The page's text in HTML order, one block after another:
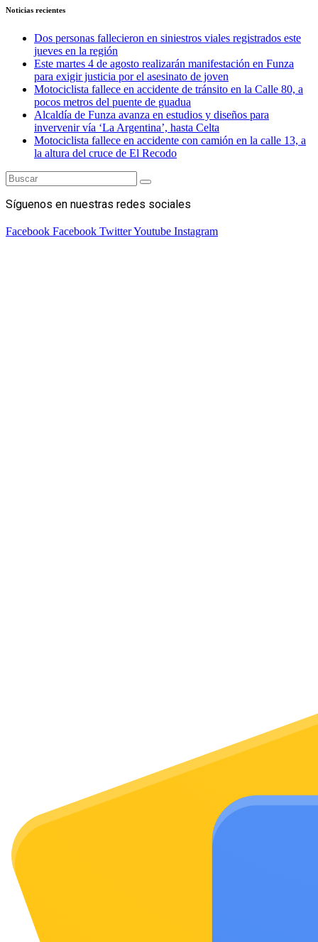
Noticias recientes
Dos personas fallecieron en siniestros viales registrados este
jueves en la región
Este martes 4 de agosto realizarán manifestación en Funza
para exigir justicia por el asesinato de joven
Motociclista fallece en accidente de tránsito en la Calle 80, a
pocos metros del puente de guadua
Alcaldía de Funza avanza en estudios y diseños para
invervenir vía ‘La Argentina’, hasta Celta
Motociclista fallece en accidente con camión en la calle 13, a
la altura del cruce de El Recodo
Síguenos en nuestras redes sociales
Facebook Facebook TwitterYoutube Instagram